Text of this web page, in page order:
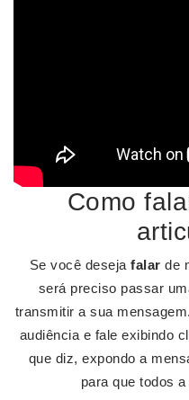
Como
Se você deseja falar de
será preciso passar
transmitir a sua
audiência e fale exibindo
que diz, expondo a
para que todos